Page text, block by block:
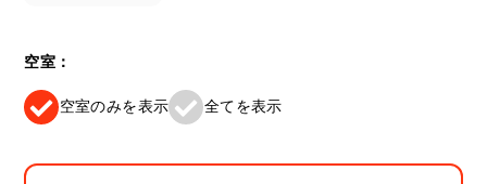
空室：
空室のみを表示 全てを表示